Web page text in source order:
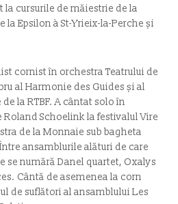
la cursurile de măiestrie de la
la Epsilon à St-Yrieix-la-Perche și
cornist în orchestra Teatrului de
al Harmonie des Guides și al
la RTBF. A cântat solo în
Schoelink la festivalul Vire
de la Monnaie sub bagheta
ansamblurile alături de care
se numără Danel quartet, Oxalys
Cântă de asemenea la corn
de suflători al ansamblului Les